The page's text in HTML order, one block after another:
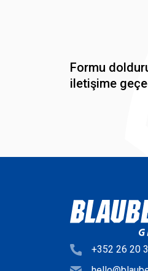
Formu
iletişime
+352 26 20